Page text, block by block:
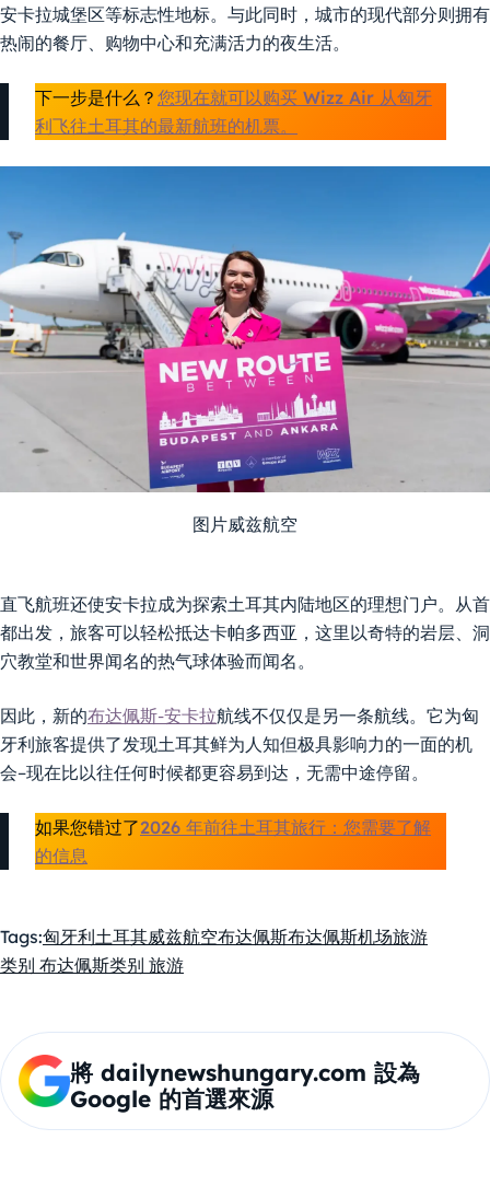
安卡拉城堡区等标志性地标。与此同时，城市的现代部分则拥有
热闹的餐厅、购物中心和充满活力的夜生活。
下一步是什么？ 您现在就可以购买 Wizz Air 从匈牙
利飞往土耳其的最新航班的机票。
图片威兹航空
直飞航班还使安卡拉成为探索土耳其内陆地区的理想门户。从首
都出发，旅客可以轻松抵达卡帕多西亚，这里以奇特的岩层、洞
穴教堂和世界闻名的热气球体验而闻名。
因此，新的布达佩斯-安卡拉航线不仅仅是另一条航线。它为匈
牙利旅客提供了发现土耳其鲜为人知但极具影响力的一面的机
会–现在比以往任何时候都更容易到达，无需中途停留。
如果您错过了2026 年前往土耳其旅行：您需要了解
的信息
Tags:匈牙利土耳其威兹航空布达佩斯布达佩斯机场旅游
类别 布达佩斯类别 旅游
將 dailynewshungary.com 設為
Google 的首選來源